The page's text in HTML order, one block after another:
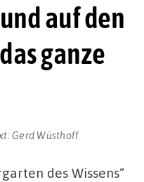
auf den
ganze
Gerd Wüsthoff
des Wissens“